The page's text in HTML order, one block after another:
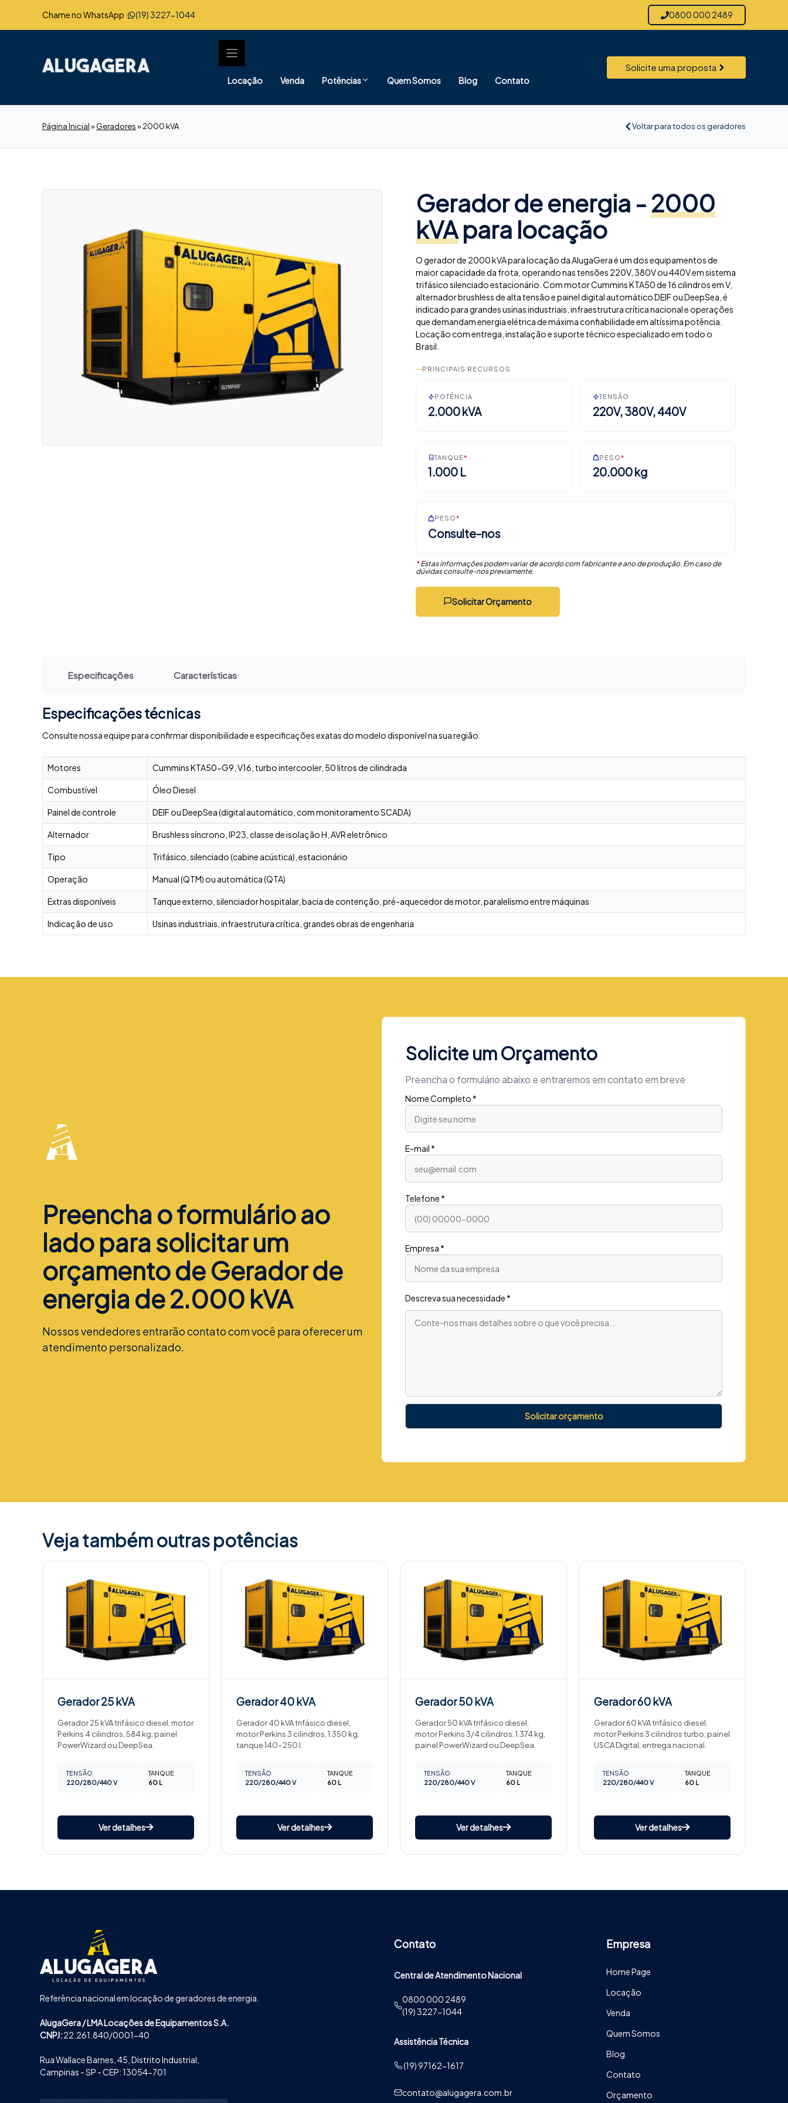
Chame no WhatsApp (19) 3227-1044 0800 000 2489
Locação Venda Potências Quem Somos Blog Contato
Solicite uma proposta
Página Inicial»Geradores»2000 kVA Voltar para todos os geradores
Gerador de energia -2000
kVApara locação
O gerador de 2000 kVA para locação da AlugaGera é um dos equipamentos de
maior capacidade da frota, operando nas tensões 220V, 380V ou 440V em sistema
trifásico silenciado estacionário. Com motor Cummins KTA50 de 16 cilindros em V,
alternador brushless de alta tensão e painel digital automático DEIF ou DeepSea, é
indicado para grandes usinas industriais, infraestrutura crítica nacional e operações
que demandam energia elétrica de máxima confiabilidade em altíssima potência.
Locação com entrega, instalação e suporte técnico especializado em todo o
Brasil.
PRINCIPAIS RECURSOS
POTÊNCIA
2.000 kVA
TENSÃO
220V, 380V, 440V
TANQUE*
1.000 L
PESO*
20.000 kg
PESO*
Consulte-nos
*Estas informações podem variar de acordo com fabricante e ano de produção. Em caso de
dúvidas consulte-nos previamente.
Solicitar Orçamento
Especificações Características
Especificações técnicas
Consulte nossa equipe para confirmar disponibilidade e especificações exatas do modelo disponível na sua região.
Motores Cummins KTA50-G9, V16, turbo intercooler, 50 litros de cilindrada
Combustível Óleo Diesel
Painel de controle DEIF ou DeepSea (digital automático, com monitoramento SCADA)
Alternador Brushless síncrono, IP23, classe de isolação H, AVR eletrônico
Tipo Trifásico, silenciado (cabine acústica), estacionário
Operação Manual (QTM) ou automática (QTA)
Extras disponíveis Tanque externo, silenciador hospitalar, bacia de contenção, pré-aquecedor de motor, paralelismo entre máquinas
Indicação de uso Usinas industriais, infraestrutura crítica, grandes obras de engenharia
Preencha o formulário ao
lado para solicitar um
orçamento de Gerador de
energia de 2.000 kVA
Nossos vendedores entrarão contato com você para oferecer um
atendimento personalizado.
Solicite um Orçamento
Preencha o formulário abaixo e entraremos em contato em breve
Nome Completo *
E-mail *
Telefone *
Empresa *
Descreva sua necessidade *
Veja também outras potências
Gerador25 kVA
Gerador 25 kVA trifásico diesel, motor
Perkins 4 cilindros, 584 kg, painel
PowerWizard ou DeepSea.
TENSÃO
220/280/440 V
TANQUE
60 L
Ver detalhes
Gerador40 kVA
Gerador 40 kVA trifásico diesel,
motor Perkins 3 cilindros, 1.350 kg,
tanque 140-250 l.
TENSÃO
220/280/440 V
TANQUE
60 L
Ver detalhes
Gerador50 kVA
Gerador 50 kVA trifásico diesel,
motor Perkins 3/4 cilindros, 1.374 kg,
painel PowerWizard ou DeepSea.
TENSÃO
220/280/440 V
TANQUE
60 L
Ver detalhes
Gerador60 kVA
Gerador 60 kVA trifásico diesel,
motor Perkins 3 cilindros turbo, painel
USCA Digital, entrega nacional.
TENSÃO
220/280/440 V
TANQUE
60 L
Ver detalhes
Referência nacional em locação de geradores de energia.
AlugaGera / LMA Locações de Equipamentos S.A.
CNPJ:22.261.840/0001-40
Rua Wallace Barnes, 45, Distrito Industrial,
Campinas - SP - CEP: 13054-701
Contato
Central de Atendimento Nacional
0800 000 2489
(19) 3227-1044
Assistência Técnica
(19) 97162-1617
contato@alugagera.com.br
Empresa
Home Page
Locação
Venda
Quem Somos
Blog
Contato
Orçamento